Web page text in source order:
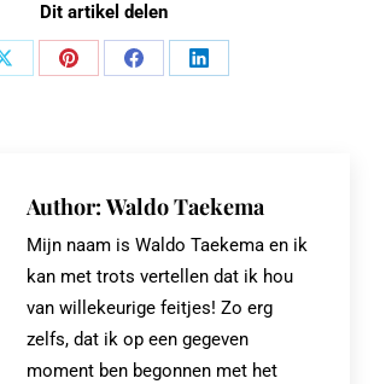
Dit artikel delen
Share
Share
Share
Share
Author: Waldo Taekema
Mijn naam is Waldo Taekema en ik
kan met trots vertellen dat ik hou
van willekeurige feitjes! Zo erg
zelfs, dat ik op een gegeven
moment ben begonnen met het